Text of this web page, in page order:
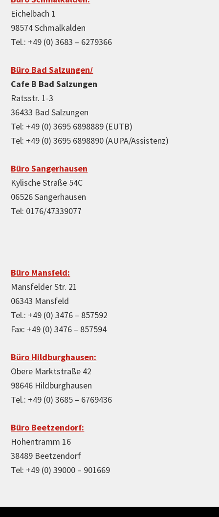
Eichelbach 1
98574 Schmalkalden
Tel.: +49 (0) 3683 – 6279366
Büro Bad Salzungen/
Cafe B Bad Salzungen
Ratsstr. 1-3
36433 Bad Salzungen
Tel: +49 (0) 3695 6898889 (EUTB)
Tel: +49 (0) 3695 6898890 (AUPA/Assistenz)
Büro Sangerhausen
Kylische Straße 54C
06526 Sangerhausen
Tel: 0176/47339077
Büro Mansfeld:
Mansfelder Str. 21
06343 Mansfeld
Tel.: +49 (0) 3476 – 857592
Fax: +49 (0) 3476 – 857594
Büro Hildburghausen:
Obere Marktstraße 42
98646 Hildburghausen
Tel.: +49 (0) 3685 – 6769436
Büro Beetzendorf:
Hohentramm 16
38489 Beetzendorf
Tel: +49 (0) 39000 – 901669